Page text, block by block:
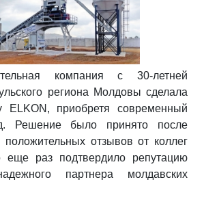
компания с 30-летней
региона Молдовы сделала
ELKON, приобретя современный
Решение было принято после
положительных отзывов от коллег
еще раз подтвердило репутацию
партнера молдавских